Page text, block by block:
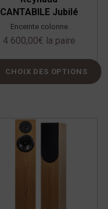
CANTABILE Jubilé
Enceinte colonne
4 600,00€ la paire
CHOIX DES OPTIONS